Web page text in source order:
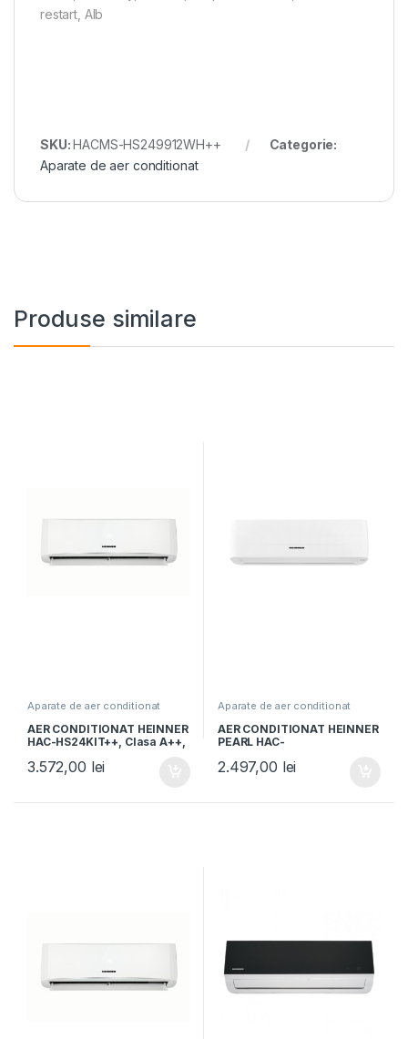
restart, Alb
SKU:HACMS-HS249912WH++
Categorie:
Aparate de aer conditionat
Produse similare
Aparate de aer conditionat
AER CONDITIONAT HEINNER
HAC-HS24KIT++, Clasa A++,
Functie iFeel, Functie Smart,
3.572,00 lei
Aparate de aer conditionat
AER CONDITIONAT HEINNER
PEARL HAC-
A+++/A+++, AI Smart,
2.497,00 lei